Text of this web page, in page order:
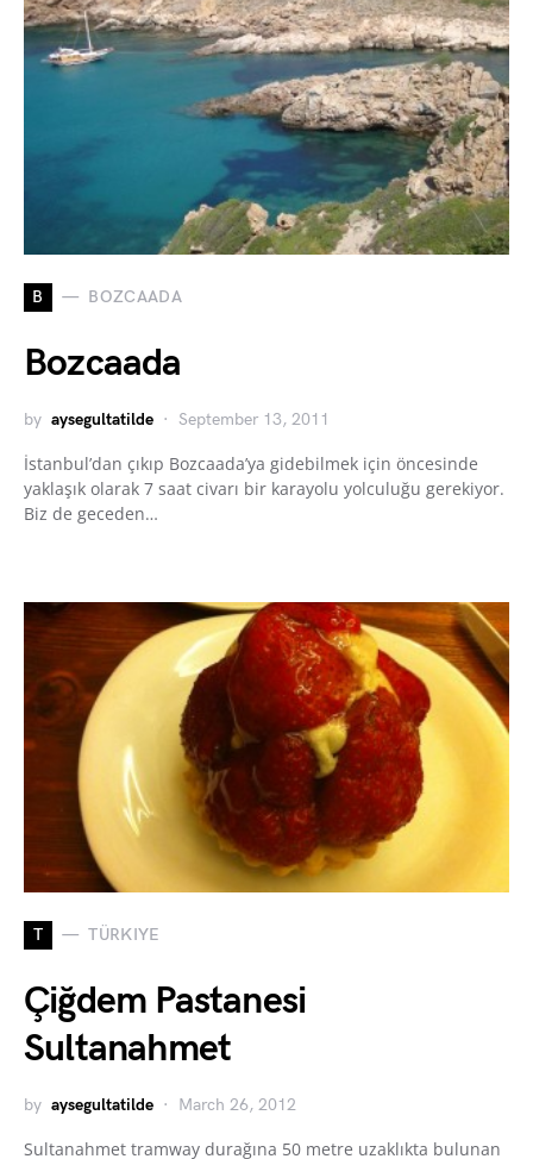
B BOZCAADA
Bozcaada
by aysegultatilde September 13, 2011
İstanbul’dan çıkıp Bozcaada’ya gidebilmek için öncesinde
yaklaşık olarak 7 saat civarı bir karayolu yolculuğu gerekiyor.
Biz de geceden…
T TÜRKIYE
Çiğdem Pastanesi
Sultanahmet
by aysegultatilde March 26, 2012
Sultanahmet tramway durağına 50 metre uzaklıkta bulunan